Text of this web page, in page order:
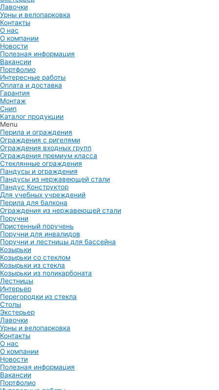
Лавочки
Урны и велопарковка
Контакты
О нас
О компании
Новости
Полезная информация
Вакансии
Портфолио
Интересные работы
Оплата и доставка
Гарантия
Монтаж
Снип
Каталог продукции
Menu
Перила и ограждения
Ограждения с ригелями
Ограждения входных групп
Ограждения премиум класса
Стеклянные ограждения
Пандусы и ограждения
Пандусы из нержавеющей стали
Пандус Конструктор
Для учебных учреждений
Перила для балкона
Ограждения из нержавеющей стали
Поручни
Пристенный поручень
Поручни для инвалидов
Поручни и лестницы для бассейна
Козырьки
Козырьки со стеклом
Козырьки из стекла
Козырьки из поликарбоната
Лестницы
Интерьер
Перегородки из стекла
Столы
Экстерьер
Лавочки
Урны и велопарковка
Контакты
О нас
О компании
Новости
Полезная информация
Вакансии
Портфолио